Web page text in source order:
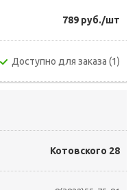
789 руб./шт
Доступно для заказа (1)
Котовского 28